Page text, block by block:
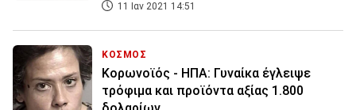
11 Ιαν 2021 14:51
ΚΟΣΜΟΣ
Κορωνοϊός - ΗΠΑ: Γυναίκα έγλειψε
τρόφιμα και προϊόντα αξίας 1.800